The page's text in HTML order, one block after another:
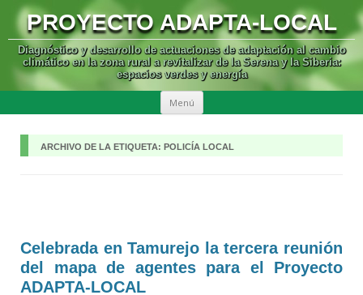
PROYECTO ADAPTA-LOCAL
Diagnóstico y desarrollo de actuaciones de adaptación al cambio
climático en la zona rural a revitalizar de la Serena y la Siberia:
espacios verdes y energía
Menú
AL
ARCHIVO DE LA ETIQUETA: POLICÍA LOCAL
Celebrada en Tamurejo la tercera reunión
del mapa de agentes para el Proyecto
ADAPTA-LOCAL